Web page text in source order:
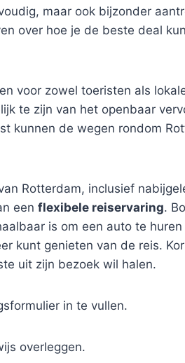
maar ook bijzonder
over hoe je de beste deal
voor zowel toeristen als
te zijn van het openbaar
kunnen de wegen rondom
Rotterdam, inclusief
een flexibele reiservaring.
is om een auto te
kunt genieten van de reis.
uit zijn bezoek wil halen.
in te vullen.
overleggen.